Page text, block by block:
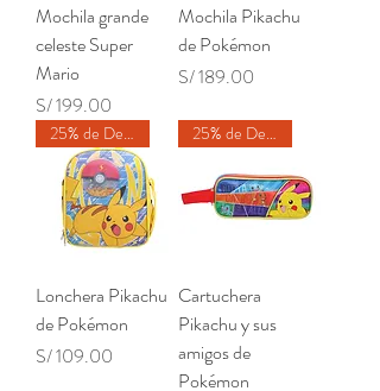
Mochila grande
celeste Super
Mario
Precio
S/ 199.00
Mochila Pikachu
de Pokémon
Precio
S/ 189.00
25% de Descuento
Lonchera Pikachu
de Pokémon
Precio
S/ 109.00
25% de Descuento
Cartuchera
Pikachu y sus
amigos de
Pokémon